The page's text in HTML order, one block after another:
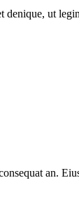
denique, ut
an.